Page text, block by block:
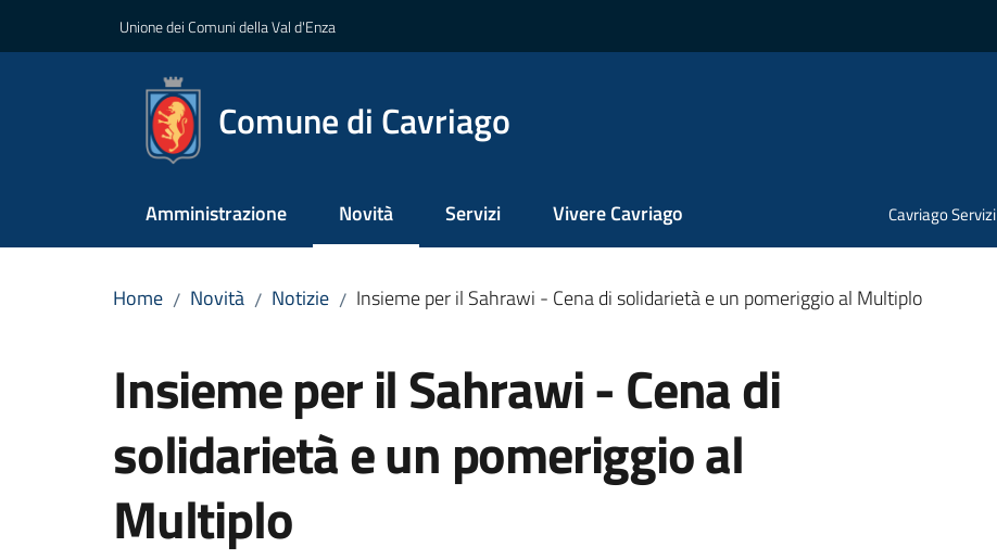
Unione dei Comuni della Val d'Enza
Comune di Cavriago
Amministrazione Novità
Menu selezionato
Servizi Vivere Cavriago Cavriago Servizi
Home / Novità / Notizie / Insieme per il Sahrawi - Cena di solidarietà e un pomeriggio al Multiplo
Insieme per il Sahrawi - Cena di
solidarietà e un pomeriggio al
Multiplo